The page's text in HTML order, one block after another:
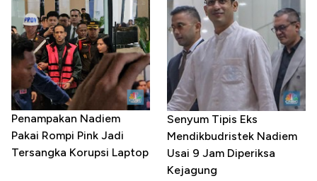
Penampakan Nadiem
Pakai Rompi Pink Jadi
Tersangka Korupsi Laptop
Senyum Tipis Eks
Mendikbudristek Nadiem
Usai 9 Jam Diperiksa
Kejagung